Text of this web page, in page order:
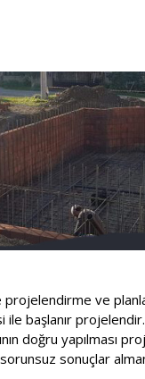
projelendirme ve
ile başlanır
doğru yapılması
sonuçlar